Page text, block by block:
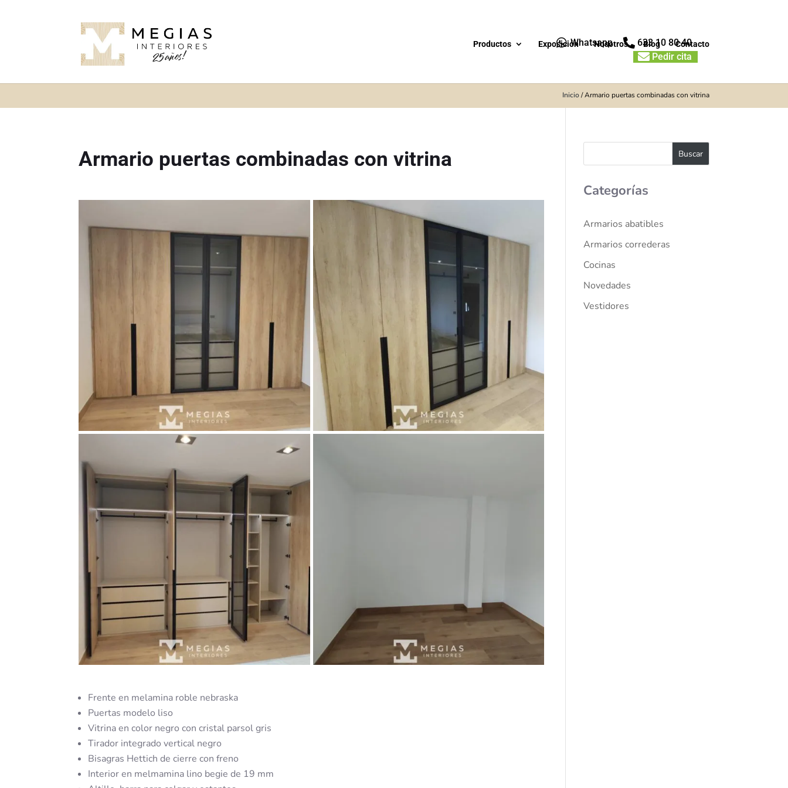
 Whatsapp  633 10 80 40
 Pedir cita
Productos Exposición Nosotros Blog Contacto
Inicio/Armario puertas combinadas con vitrina
Armario puertas combinadas con vitrina
Frente en melamina roble nebraska
Puertas modelo liso
Vitrina en color negro con cristal parsol gris
Tirador integrado vertical negro
Bisagras Hettich de cierre con freno
Interior en melmamina lino begie de 19 mm
Categorías
Armarios abatibles
Armarios correderas
Cocinas
Novedades
Vestidores